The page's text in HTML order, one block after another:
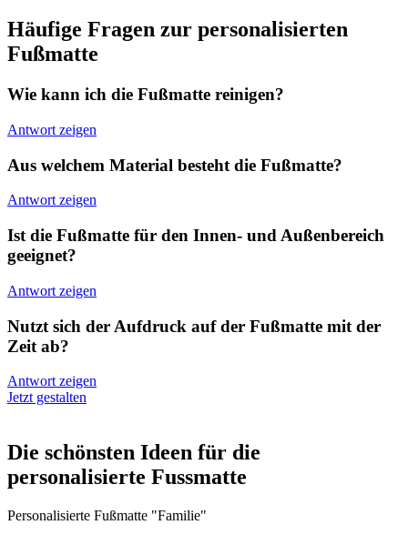
Häufige Fragen zur personalisierten
Fußmatte
Wie kann ich die Fußmatte reinigen?
Antwort zeigen
Aus welchem Material besteht die Fußmatte?
Antwort zeigen
Ist die Fußmatte für den Innen- und Außenbereich
geeignet?
Antwort zeigen
Nutzt sich der Aufdruck auf der Fußmatte mit der
Zeit ab?
Antwort zeigen
Jetzt gestalten
Die schönsten Ideen für die
personalisierte Fussmatte
Personalisierte Fußmatte "Familie"